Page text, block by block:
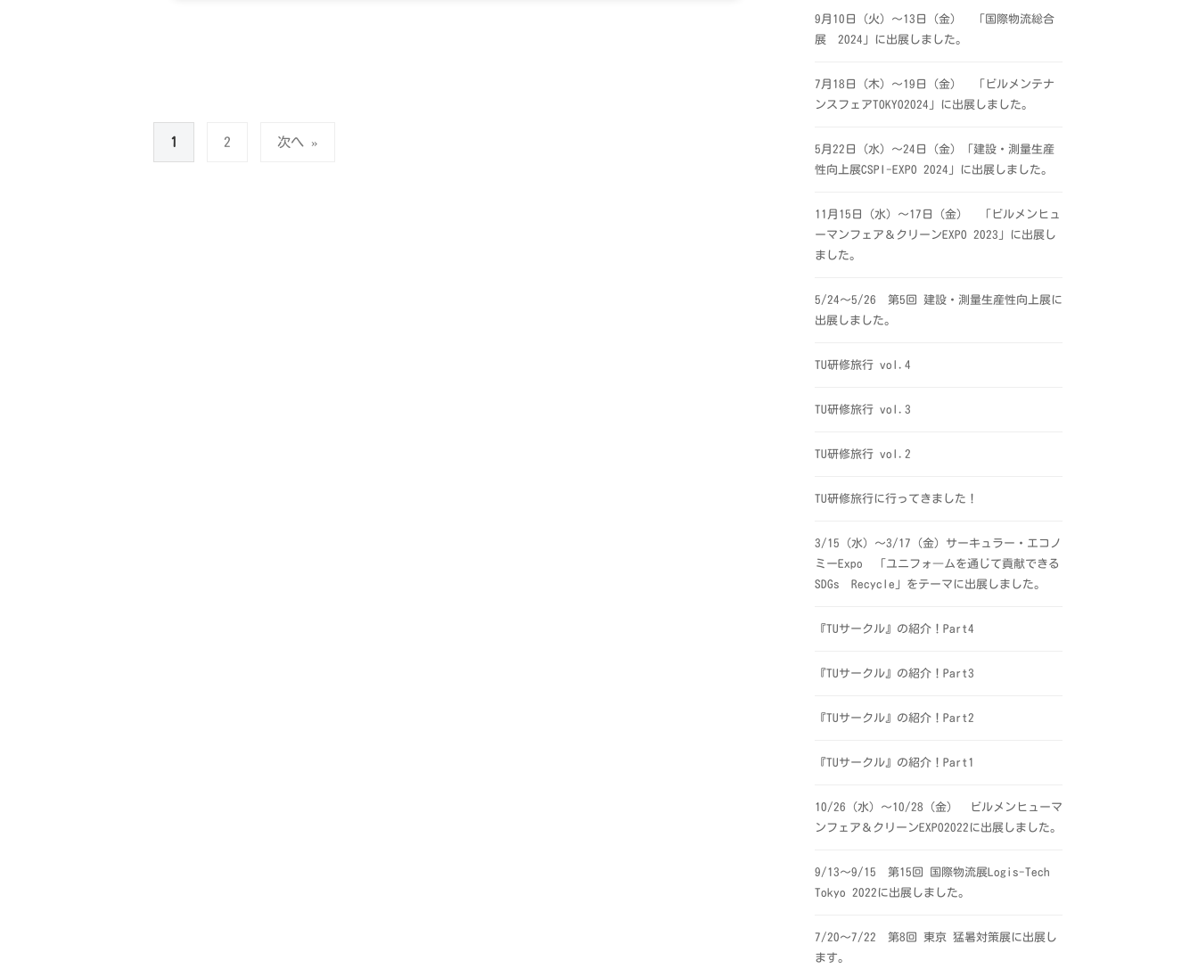
投
稿
1 2 次へ »
9月10日（火）～13日（金） 「国際物流総合
展 2024」に出展しました。
7月18日（木）～19日（金） 「ビルメンテナ
ンスフェアTOKYO2024」に出展しました。
5月22日（水）～24日（金）「建設・測量生産
性向上展CSPI-EXPO 2024」に出展しました。
11月15日（水）～17日（金） 「ビルメンヒュ
ーマンフェア＆クリーンEXPO 2023」に出展し
ました。
5/24～5/26 第5回 建設・測量生産性向上展に
出展しました。
TU研修旅行 vol.4
TU研修旅行 vol.3
TU研修旅行 vol.2
TU研修旅行に行ってきました！
3/15（水）～3/17（金）サーキュラー・エコノ
ミーExpo 「ユニフォ―ムを通じて貢献できる
SDGs Recycle」をテーマに出展しました。
『TUサークル』の紹介！Part4
『TUサークル』の紹介！Part3
『TUサークル』の紹介！Part2
『TUサークル』の紹介！Part1
10/26（水）～10/28（金） ビルメンヒューマ
ンフェア＆クリーンEXPO2022に出展しました。
9/13～9/15 第15回 国際物流展Logis-Tech
Tokyo 2022に出展しました。
7/20～7/22 第8回 東京 猛暑対策展に出展し
ます。